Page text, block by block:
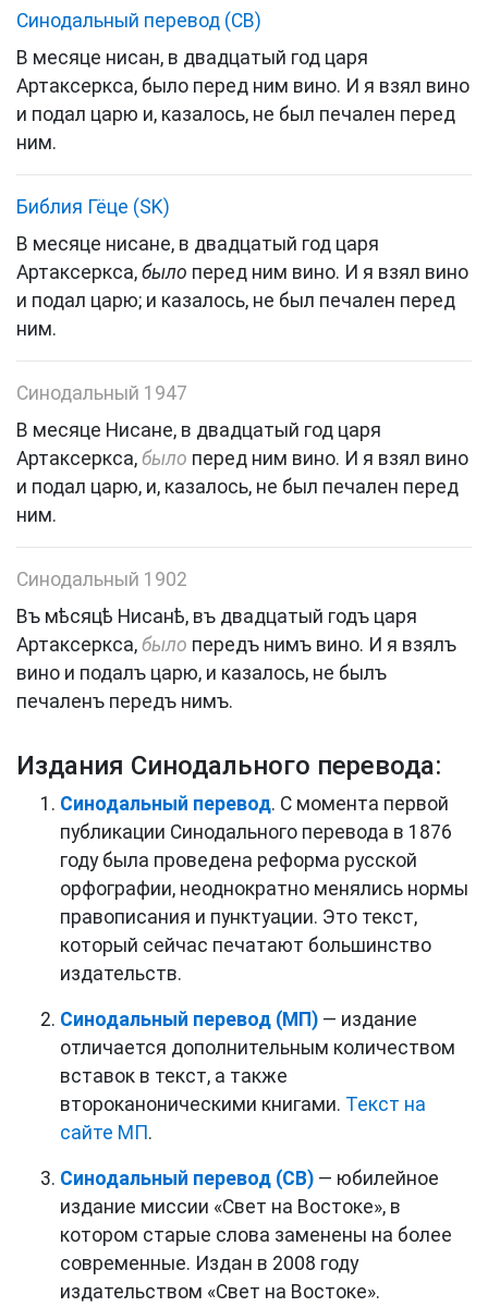
Синодальный перевод (СВ)
В месяце нисан, в двадцатый год царя
Артаксеркса, было перед ним вино. И я взял вино
и подал царю и, казалось, не был печален перед
ним.
Библия Гёце (SK)
В месяце нисане, в двадцатый год царя
Артаксеркса, было перед ним вино. И я взял вино
и подал царю; и казалось, не был печален перед
ним.
Синодальный 1947
В месяце Нисане, в двадцатый год царя
Артаксеркса, было перед ним вино. И я взял вино
и подал царю, и, казалось, не был печален перед
ним.
Синодальный 1902
Въ мѣсяцѣ Нисанѣ, въ двадцатый годъ царя
Артаксеркса, было передъ нимъ вино. И я взялъ
вино и подалъ царю, и казалось, не былъ
печаленъ передъ нимъ.
Издания Синодального перевода:
Синодальный перевод. С момента первой
публикации Синодального перевода в 1876
году была проведена реформа русской
орфографии, неоднократно менялись нормы
правописания и пунктуации. Это текст,
который сейчас печатают большинство
издательств.
Синодальный перевод (МП) — издание
отличается дополнительным количеством
вставок в текст, а также
второканоническими книгами. Текст на
сайте МП .
Синодальный перевод (СВ) — юбилейное
издание миссии «Свет на Востоке», в
котором старые слова заменены на более
современные. Издан в 2008 году
издательством «Свет на Востоке».